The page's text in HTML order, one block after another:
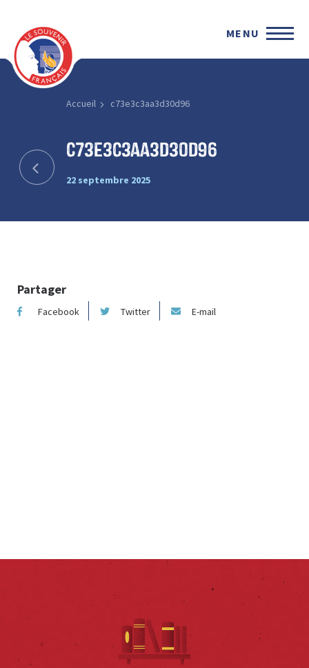
MENU
Accueil c73e3c3aa3d30d96
c73e3c3aa3d30d96
22 septembre 2025
Partager
Facebook Twitter E-mail